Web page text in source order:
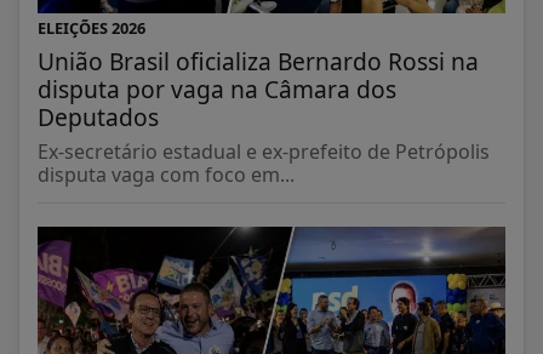
ELEIÇÕES 2026
União Brasil oficializa Bernardo Rossi na
disputa por vaga na Câmara dos
Deputados
Ex-secretário estadual e ex-prefeito de Petrópolis
disputa vaga com foco em...